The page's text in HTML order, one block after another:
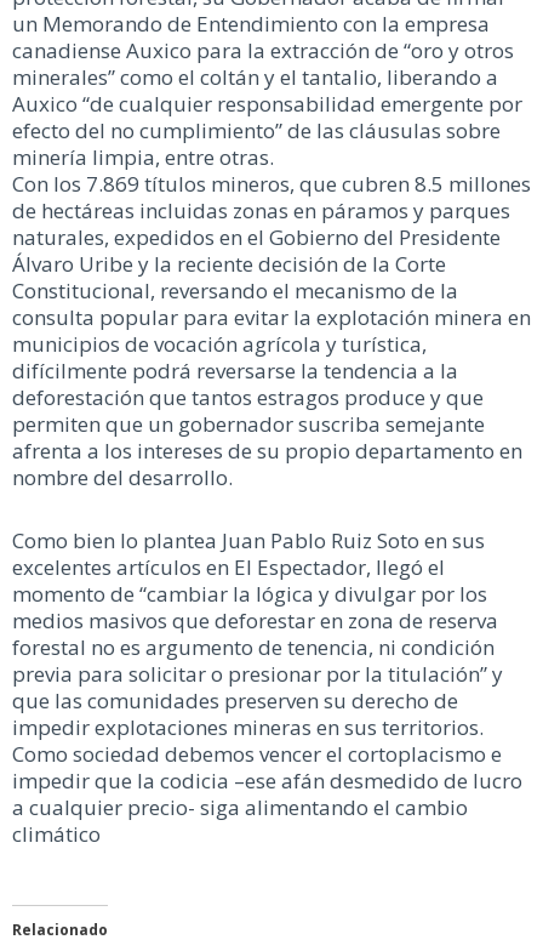
un Memorando de Entendimiento con la empresa
canadiense Auxico para la extracción de “oro y otros
minerales” como el coltán y el tantalio, liberando a
Auxico “de cualquier responsabilidad emergente por
efecto del no cumplimiento” de las cláusulas sobre
minería limpia, entre otras.
Con los 7.869 títulos mineros, que cubren 8.5 millones
de hectáreas incluidas zonas en páramos y parques
naturales, expedidos en el Gobierno del Presidente
Álvaro Uribe y la reciente decisión de la Corte
Constitucional, reversando el mecanismo de la
consulta popular para evitar la explotación minera en
municipios de vocación agrícola y turística,
difícilmente podrá reversarse la tendencia a la
deforestación que tantos estragos produce y que
permiten que un gobernador suscriba semejante
afrenta a los intereses de su propio departamento en
nombre del desarrollo.
Como bien lo plantea Juan Pablo Ruiz Soto en sus
excelentes artículos en El Espectador, llegó el
momento de “cambiar la lógica y divulgar por los
medios masivos que deforestar en zona de reserva
forestal no es argumento de tenencia, ni condición
previa para solicitar o presionar por la titulación” y
que las comunidades preserven su derecho de
impedir explotaciones mineras en sus territorios.
Como sociedad debemos vencer el cortoplacismo e
impedir que la codicia –ese afán desmedido de lucro
a cualquier precio- siga alimentando el cambio
climático
Relacionado